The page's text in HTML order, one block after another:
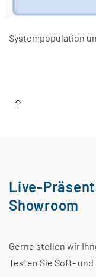
Systempopulation
Live-
Showroom
Gerne stellen wir
Testen Sie Soft- und